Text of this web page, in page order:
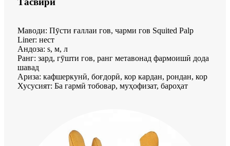
Маводи: Пӯсти ғаллаи гов, чарми гов Squited Palp
Liner: нест
Андоза: s, м, л
Ранг: зард, гӯшти гов, ранг метавонад фармоишӣ дода
шавад
Ариза: кафшеркунӣ, боғдорӣ, кор кардан, рондан, кор
Хусусият: Ба гармӣ тобовар, муҳофизат, бароҳат